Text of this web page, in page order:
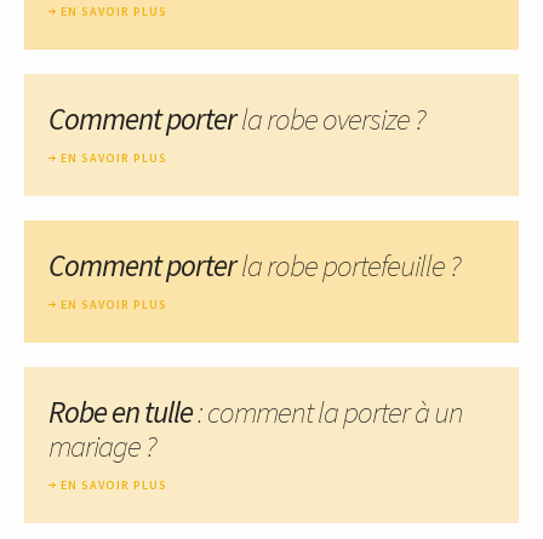
EN SAVOIR PLUS
Comment porterla robe oversize ?
EN SAVOIR PLUS
Comment porterla robe portefeuille ?
EN SAVOIR PLUS
Robe en tulle: comment la porter à un
mariage ?
EN SAVOIR PLUS